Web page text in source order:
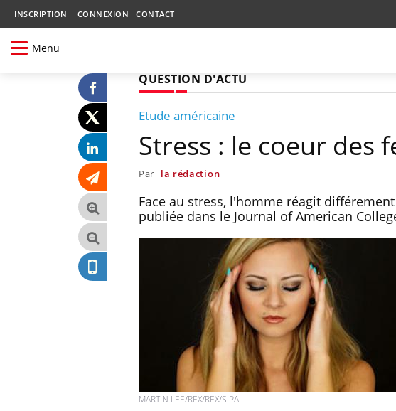
INSCRIPTION CONNEXION CONTACT
Menu
QUESTION D'ACTU
Etude américaine
Stress : le coeur des
Par la rédaction
Face au stress, l'homme réagit
publiée dans le Journal of American
MARTIN LEE/REX/REX/SIPA
Hantavirus : un cas
détecté chez un touriste